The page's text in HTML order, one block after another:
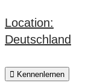
Location:
Deutschland
Kennenlernen